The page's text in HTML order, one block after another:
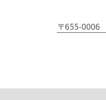
〒655-0006